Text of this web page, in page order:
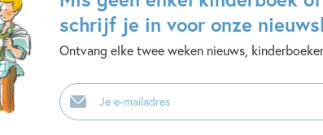
schrijf je in voor onze
Ontvang elke twee weken nieuws,
E-
mailadres